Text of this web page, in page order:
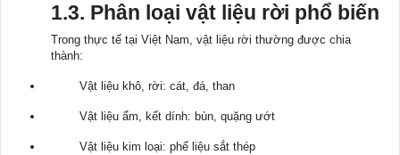
1.3. Phân loại vật liệu rời phổ biến
Trong thực tế tại Việt Nam, vật liệu rời thường được chia
thành:
Vật liệu khô, rời: cát, đá, than
Vật liệu ẩm, kết dính: bùn, quặng ướt
Vật liệu kim loại: phế liệu sắt thép